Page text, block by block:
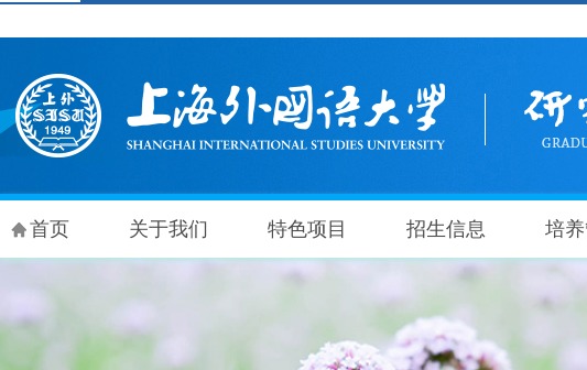
首页 关于我们 特色项目 招生信息 培